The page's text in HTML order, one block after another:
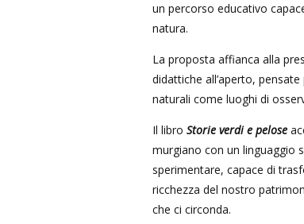
un percorso educativo
natura.
La proposta affianca alla
didattiche all’aperto,
naturali come luoghi di
Il libro Storie verdi e pelose
murgiano con un linguaggio
sperimentare, capace di
ricchezza del nostro
che ci circonda.